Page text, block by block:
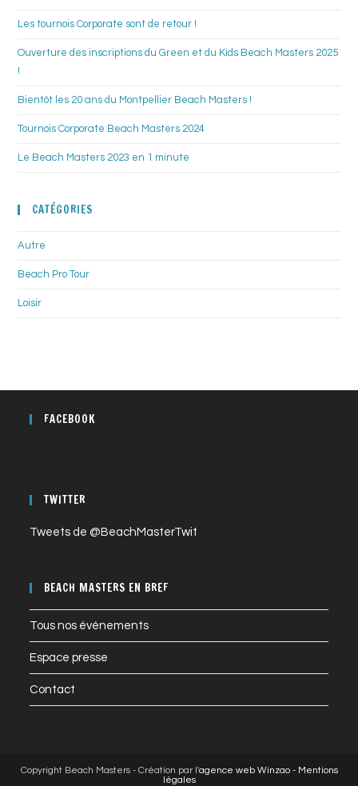
Les tournois Corporate sont de retour !
Ouverture des inscriptions du Green et du Kids Beach Masters 2025
!
Bientôt les 20 ans du Montpellier Beach Masters !
Tournois Corporate Beach Masters 2024
Le Beach Masters 2023 en 1 minute
CATÉGORIES
Autre
Beach Pro Tour
Loisir
FACEBOOK
TWITTER
Tweets de @BeachMasterTwit
BEACH MASTERS EN BREF
Tous nos événements
Espace presse
Contact
Copyright Beach Masters - Création par l'agence web Winzao - Mentions
légales